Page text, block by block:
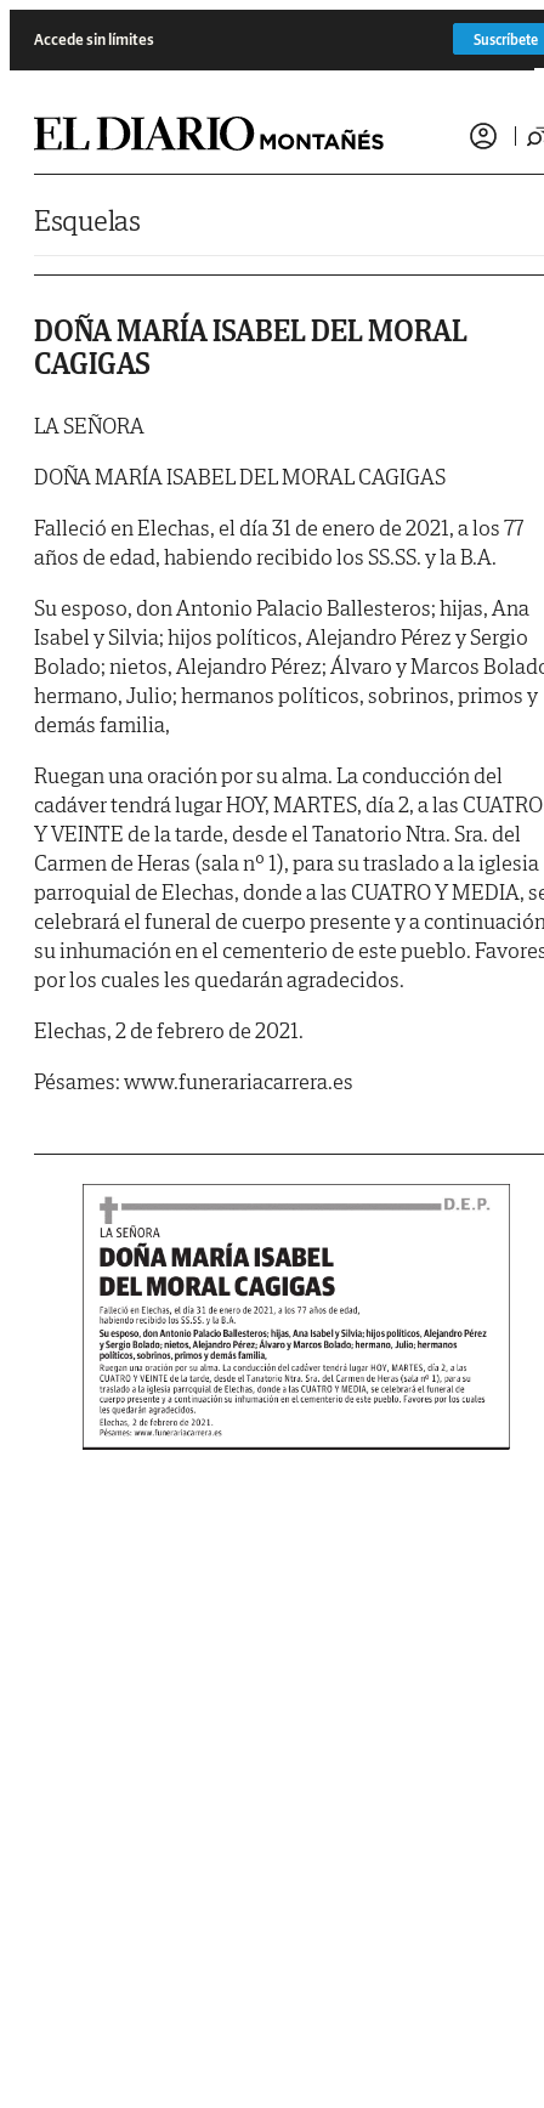
Accede sin límites Suscríbete
Esquelas
DOÑA MARÍA ISABEL DEL MORAL
CAGIGAS
LA SEÑORA
DOÑA MARÍA ISABEL DEL MORAL CAGIGAS
Falleció en Elechas, el día 31 de enero de 2021, a los 77
años de edad, habiendo recibido los SS.SS. y la B.A.
Su esposo, don Antonio Palacio Ballesteros; hijas, Ana
Isabel y Silvia; hijos políticos, Alejandro Pérez y Sergio
Bolado; nietos, Alejandro Pérez; Álvaro y Marcos
hermano, Julio; hermanos políticos, sobrinos, primos y
demás familia,
Ruegan una oración por su alma. La conducción del
cadáver tendrá lugar HOY, MARTES, día 2, a las CUATRO
Y VEINTE de la tarde, desde el Tanatorio Ntra. Sra. del
Carmen de Heras (sala nº 1), para su traslado a la iglesia
parroquial de Elechas, donde a las CUATRO Y MEDIA,
celebrará el funeral de cuerpo presente y a
su inhumación en el cementerio de este pueblo.
por los cuales les quedarán agradecidos.
Elechas, 2 de febrero de 2021.
Pésames: www.funerariacarrera.es